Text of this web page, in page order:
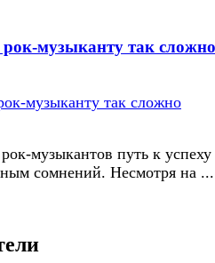
музыканту так сложно
музыкантов путь к успеху
сомнений. Несмотря на ...